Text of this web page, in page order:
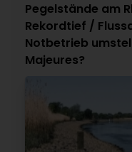
Pegelstände am
Rekordtief /
Notbetrieb
Majeures?